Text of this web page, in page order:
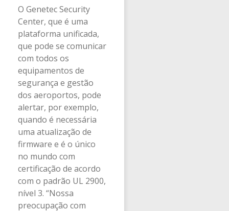
O Genetec Security
Center, que é uma
plataforma unificada,
que pode se comunicar
com todos os
equipamentos de
segurança e gestão
dos aeroportos, pode
alertar, por exemplo,
quando é necessária
uma atualização de
firmware e é o único
no mundo com
certificação de acordo
com o padrão UL 2900,
nível 3. “Nossa
preocupação com